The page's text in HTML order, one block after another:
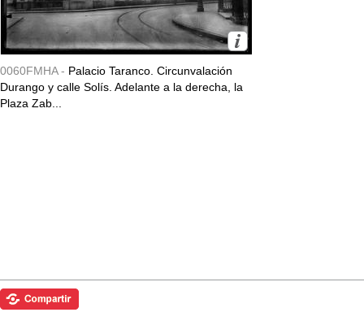
0060FMHA - Palacio Taranco. Circunvalación
Durango y calle Solís. Adelante a la derecha, la
Plaza Zab...